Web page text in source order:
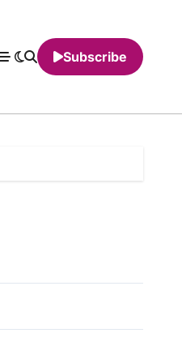
Subscribe